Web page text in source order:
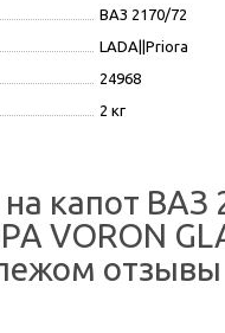
ВАЗ 2170/72
LADA||Priora
24968
2 кг
капот ВАЗ
VORON
отзывы